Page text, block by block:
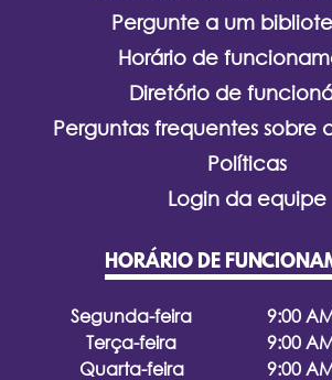
Pergunte a um
Horário de
Diretório de
Perguntas frequentes sobre
Políticas
Login da equipe
HORÁRIO DE
Segunda-feira
9:00
Terça-feira
9:00
Quarta-feira
9:00